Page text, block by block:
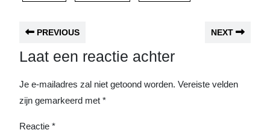
PREVIOUS NEXT
Laat een reactie achter
Je e-mailadres zal niet getoond worden. Vereiste velden
zijn gemarkeerd met *
Reactie *